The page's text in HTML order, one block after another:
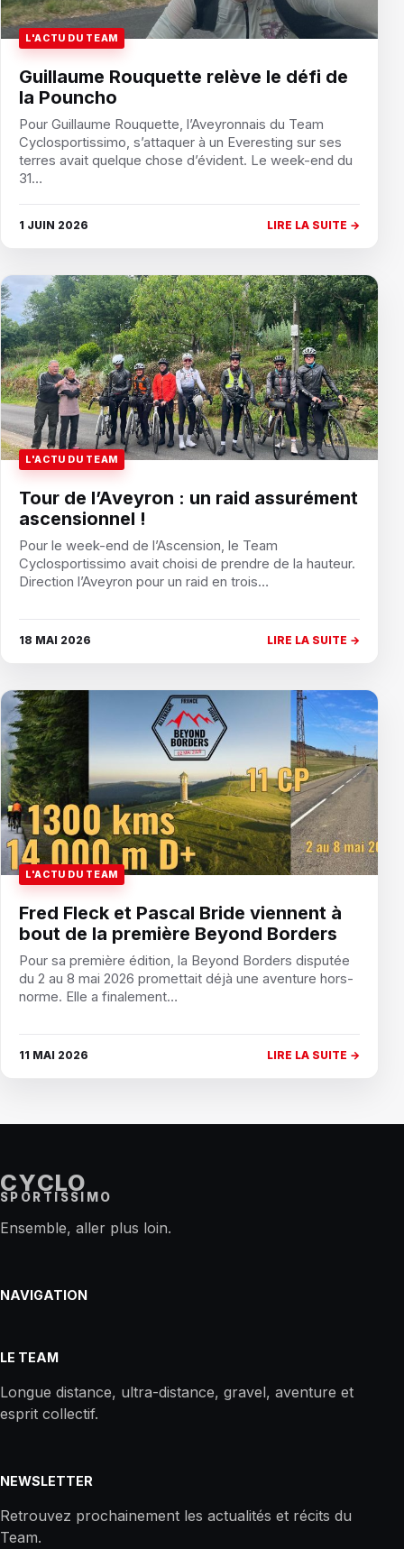
L'ACTU DU TEAM
Guillaume Rouquette relève le défi de
la Pouncho
Pour Guillaume Rouquette, l’Aveyronnais du Team
Cyclosportissimo, s’attaquer à un Everesting sur ses
terres avait quelque chose d’évident. Le week-end du
31…
1 JUIN 2026 LIRE LA SUITE →
L'ACTU DU TEAM
Tour de l’Aveyron : un raid assurément
ascensionnel !
Pour le week-end de l’Ascension, le Team
Cyclosportissimo avait choisi de prendre de la hauteur.
Direction l’Aveyron pour un raid en trois…
18 MAI 2026 LIRE LA SUITE →
L'ACTU DU TEAM
Fred Fleck et Pascal Bride viennent à
bout de la première Beyond Borders
Pour sa première édition, la Beyond Borders disputée
du 2 au 8 mai 2026 promettait déjà une aventure hors-
norme. Elle a finalement…
11 MAI 2026 LIRE LA SUITE →
CYCLO
SPORTISSIMO
Ensemble, aller plus loin.
NAVIGATION
LE TEAM
Longue distance, ultra-distance, gravel, aventure et
esprit collectif.
NEWSLETTER
Retrouvez prochainement les actualités et récits du
Team.